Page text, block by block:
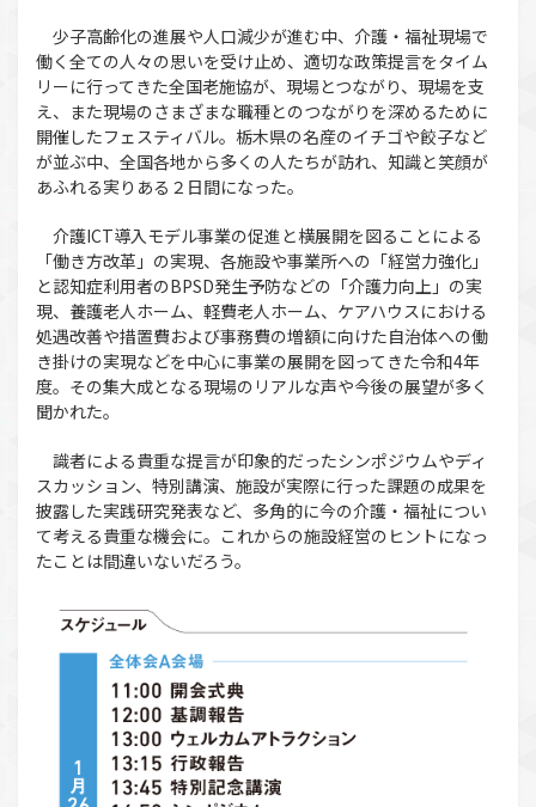
少子高齢化の進展や人口減少が進む中、介護・福祉現場で
働く全ての人々の思いを受け止め、適切な政策提言をタイム
リーに行ってきた全国老施協が、現場とつながり、現場を支
え、また現場のさまざまな職種とのつながりを深めるために
開催したフェスティバル。栃木県の名産のイチゴや餃子など
が並ぶ中、全国各地から多くの人たちが訪れ、知識と笑顔が
あふれる実りある２日間になった。
介護ICT導入モデル事業の促進と横展開を図ることによる
「働き方改革」の実現、各施設や事業所への「経営力強化」
と認知症利用者のBPSD発生予防などの「介護力向上」の実
現、養護老人ホーム、軽費老人ホーム、ケアハウスにおける
処遇改善や措置費および事務費の増額に向けた自治体への働
き掛けの実現などを中心に事業の展開を図ってきた令和4年
度。その集大成となる現場のリアルな声や今後の展望が多く
聞かれた。
識者による貴重な提言が印象的だったシンポジウムやディ
スカッション、特別講演、施設が実際に行った課題の成果を
披露した実践研究発表など、多角的に今の介護・福祉につい
て考える貴重な機会に。これからの施設経営のヒントになっ
たことは間違いないだろう。